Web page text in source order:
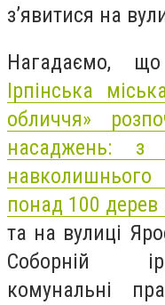
з’явитися на
Нагадаємо,
Ірпінська
обличчя»
насаджень: з
понад 100 дерев
та на вулиці
Соборній
комунальні